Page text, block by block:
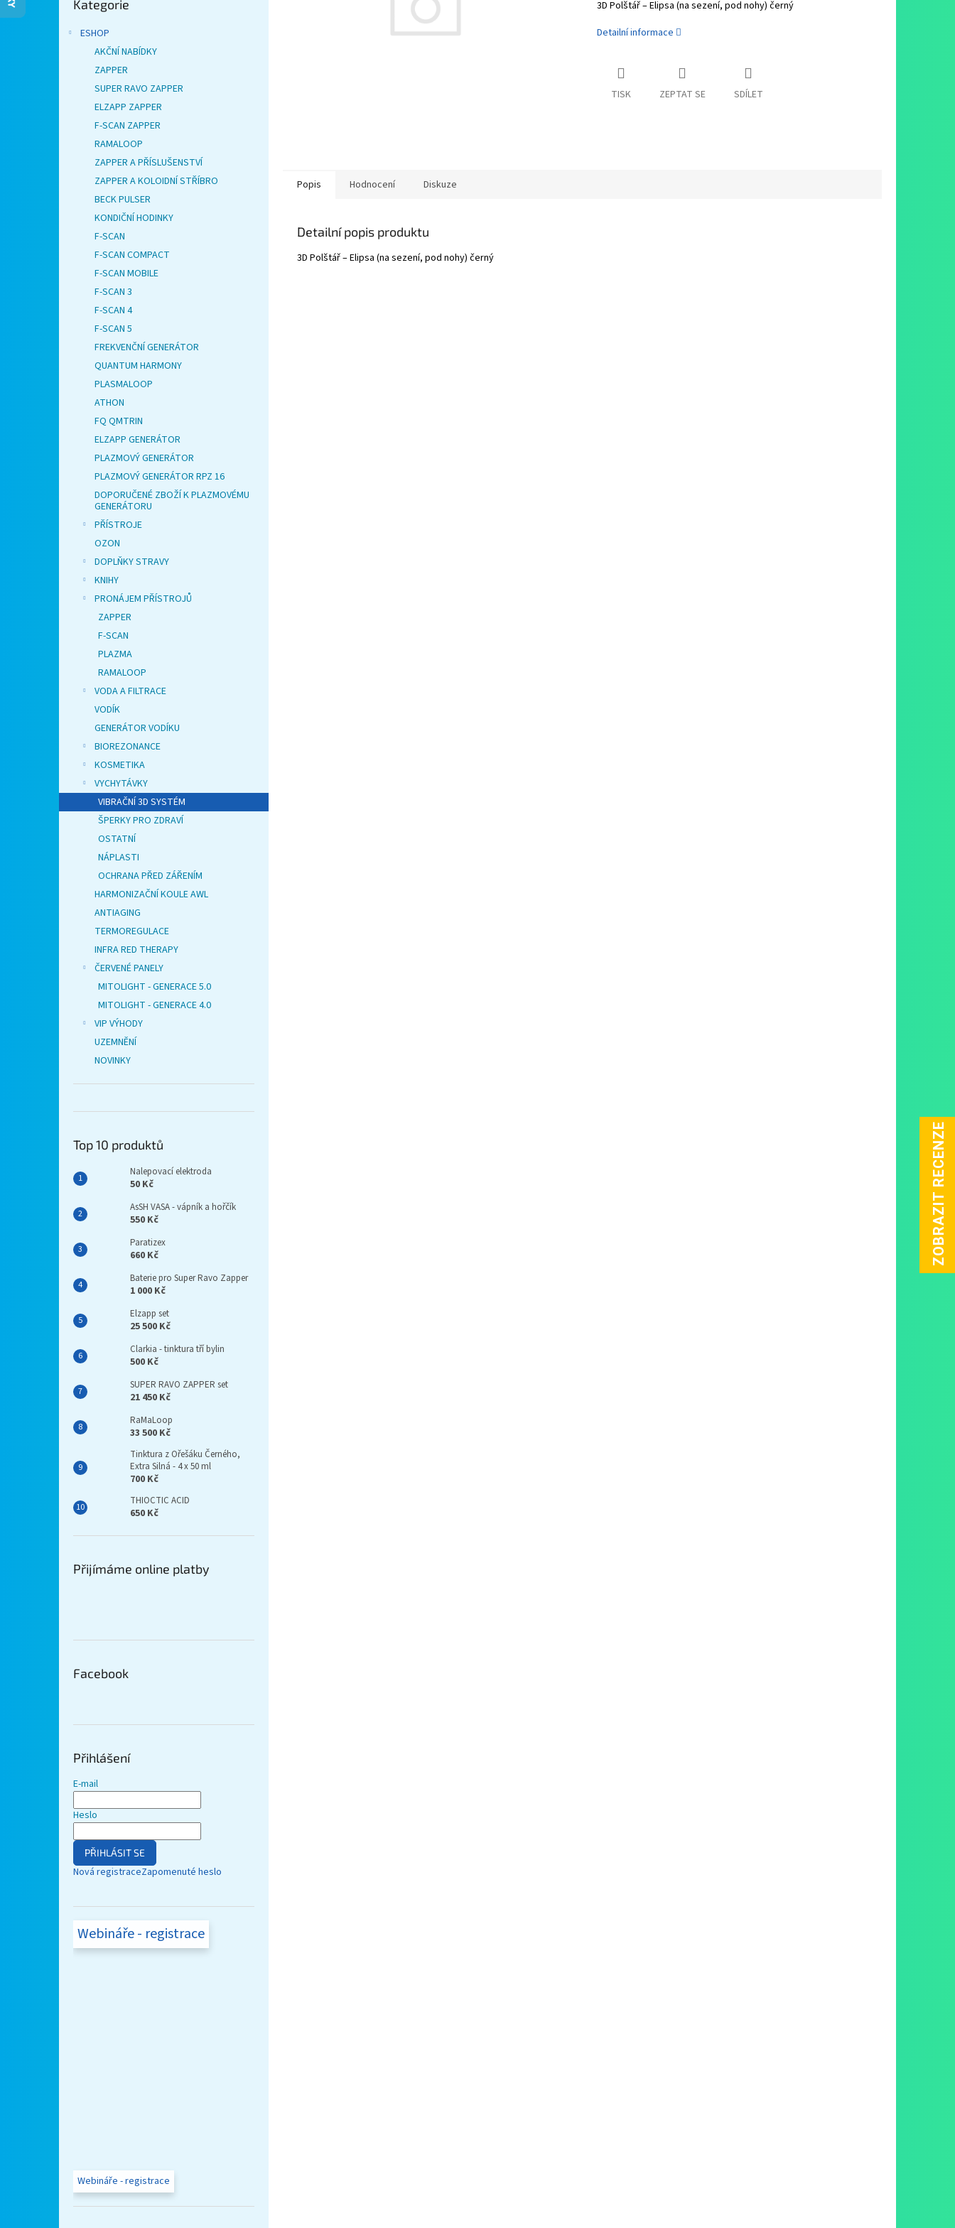
kategorie
Kategorie
ESHOP
AKČNÍ NABÍDKY
ZAPPER
SUPER RAVO ZAPPER
ELZAPP ZAPPER
F-SCAN ZAPPER
RAMALOOP
ZAPPER A PŘÍSLUŠENSTVÍ
ZAPPER A KOLOIDNÍ STŘÍBRO
BECK PULSER
KONDIČNÍ HODINKY
F-SCAN
F-SCAN COMPACT
F-SCAN MOBILE
F-SCAN 3
F-SCAN 4
F-SCAN 5
FREKVENČNÍ GENERÁTOR
QUANTUM HARMONY
PLASMALOOP
ATHON
FQ QMTRIN
ELZAPP GENERÁTOR
PLAZMOVÝ GENERÁTOR
PLAZMOVÝ GENERÁTOR RPZ 16
DOPORUČENÉ ZBOŽÍ K PLAZMOVÉMU
GENERÁTORU
PŘÍSTROJE
OZON
DOPLŇKY STRAVY
KNIHY
PRONÁJEM PŘÍSTROJŮ
ZAPPER
F-SCAN
PLAZMA
RAMALOOP
VODA A FILTRACE
VODÍK
GENERÁTOR VODÍKU
BIOREZONANCE
KOSMETIKA
VYCHYTÁVKY
VIBRAČNÍ 3D SYSTÉM
ŠPERKY PRO ZDRAVÍ
OSTATNÍ
NÁPLASTI
OCHRANA PŘED ZÁŘENÍM
HARMONIZAČNÍ KOULE AWL
ANTIAGING
TERMOREGULACE
INFRA RED THERAPY
ČERVENÉ PANELY
MITOLIGHT - GENERACE 5.0
MITOLIGHT - GENERACE 4.0
VIP VÝHODY
UZEMNĚNÍ
NOVINKY
Top 10 produktů
Nalepovací elektroda
50 Kč
AsSH VASA - vápník a hořčík
550 Kč
Paratizex
660 Kč
Baterie pro Super Ravo Zapper
1 000 Kč
Elzapp set
25 500 Kč
Clarkia - tinktura tří bylin
500 Kč
SUPER RAVO ZAPPER set
21 450 Kč
RaMaLoop
33 500 Kč
Tinktura z Ořešáku Černého,
Extra Silná - 4 x 50 ml
700 Kč
THIOCTIC ACID
650 Kč
Přijímáme online platby
Facebook
Přihlášení
E-mail
Heslo
PŘIHLÁSIT SE
Nová registraceZapomenuté heslo
Webináře - registrace
Webináře - registrace
3D Polštář – Elipsa (na sezení, pod nohy) černý
Detailní informace
TISK ZEPTAT SE SDÍLET
Popis Hodnocení Diskuze
Detailní popis produktu
3D Polštář – Elipsa (na sezení, pod nohy) černý